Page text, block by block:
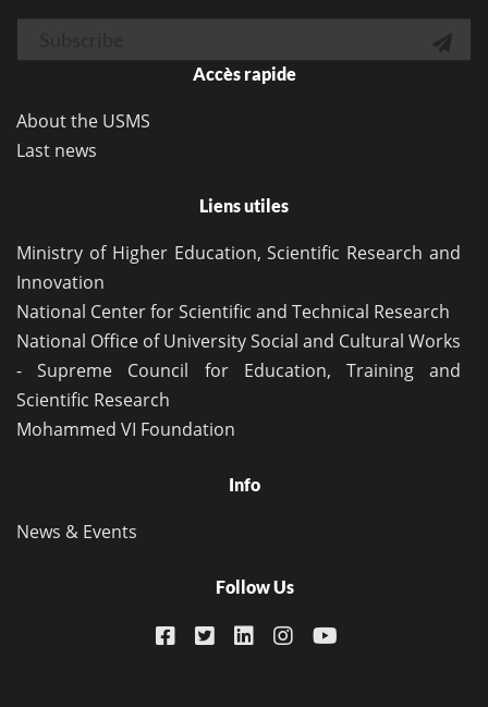
Accès rapide
About the USMS
Last news
Liens utiles
Ministry of Higher Education, Scientific Research and
Innovation
National Center for Scientific and Technical Research
National Office of University Social and Cultural Works
- Supreme Council for Education, Training and
Scientific Research
Mohammed VI Foundation
Info
News & Events
Follow Us